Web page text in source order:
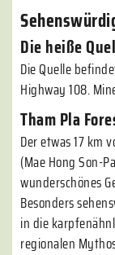
Die heiße
Die Quelle
Highway 108.
Tham Pla
Der etwas 17 km
(Mae Hong Son-
wunderschönes
Besonders
in die
regionalen